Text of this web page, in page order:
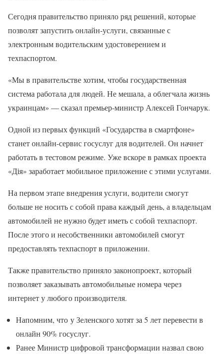
Сегодня правительство приняло ряд решений, которые
позволят запустить онлайн-услуги, связанные с
электронным водительским удостоверением и
техпаспортом.
«Мы в правительстве хотим, чтобы государственная
система работала для людей. Не мешала, а облегчала жизнь
украинцам» — сказал премьер-министр Алексей Гончарук.
Одной из первых функций «Государства в смартфоне»
станет онлайн-сервис госуслуг для водителей. Он начнет
работать в тестовом режиме. Уже вскоре в рамках проекта
«Дія» заработает мобильное приложение с этими услугами.
На первом этапе внедрения услуги, водители смогут
больше не носить с собой права каждый день, а владельцам
автомобилей не нужно будет иметь с собой техпаспорт.
После этого и несобственники автомобилей смогут
предоставлять техпаспорт в приложении.
Также правительство приняло законопроект, который
позволяет заказывать автомобильные номера через
интернет у любого производителя.
Напомним, что у Зеленского хотят за 5 лет перевести в
онлайн 90% госуслуг.
Ранее Министр цифровой трансформации назвал свою